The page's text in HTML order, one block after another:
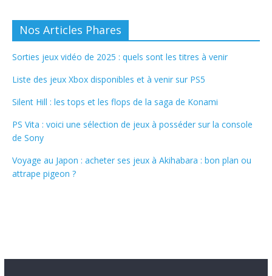
Nos Articles Phares
Sorties jeux vidéo de 2025 : quels sont les titres à venir
Liste des jeux Xbox disponibles et à venir sur PS5
Silent Hill : les tops et les flops de la saga de Konami
PS Vita : voici une sélection de jeux à posséder sur la console
de Sony
Voyage au Japon : acheter ses jeux à Akihabara : bon plan ou
attrape pigeon ?